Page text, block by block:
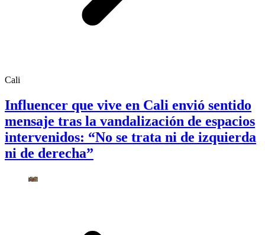
Cali
Influencer que vive en Cali envió sentido
mensaje tras la vandalización de espacios
intervenidos: “No se trata ni de izquierda
ni de derecha”